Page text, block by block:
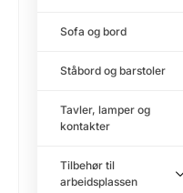
Sofa og bord
Ståbord og barstoler
Tavler, lamper og
kontakter
Tilbehør til
arbeidsplassen